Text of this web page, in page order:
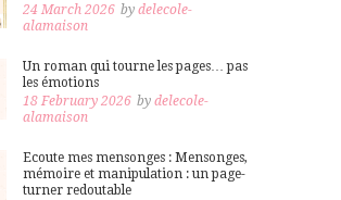
24 March 2026 bydelecole-
alamaison
Un roman qui tourne les pages… pas
les émotions
18 February 2026 bydelecole-
alamaison
Ecoute mes mensonges : Mensonges,
mémoire et manipulation : un page-
turner redoutable